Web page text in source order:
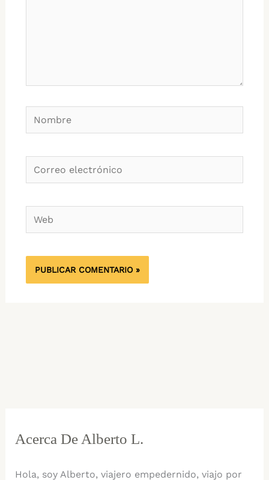
Nombre
Correo
electrónico
Web
Acerca De Alberto L.
Hola, soy Alberto, viajero empedernido, viajo por